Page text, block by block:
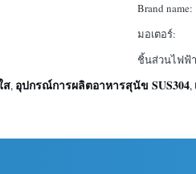
Brand name:
มอเตอร์:
ชิ้นส่วนไฟฟ้
ส, อุปกรณ์การผลิตอาหารสุนัข SUS304,